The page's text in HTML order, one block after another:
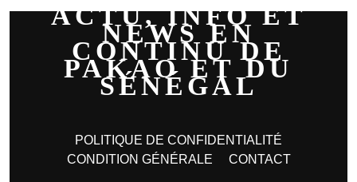
ACTU, INFO ET
NEWS EN
CONTINU DE
PAKAO ET DU
SÉNÉGAL
POLITIQUE DE CONFIDENTIALITÉ
CONDITION GÉNÉRALE
CONTACT